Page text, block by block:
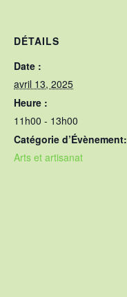
DÉTAILS
Date :
avril 13, 2025
Heure :
11h00 - 13h00
Catégorie d’Évènement:
Arts et artisanat